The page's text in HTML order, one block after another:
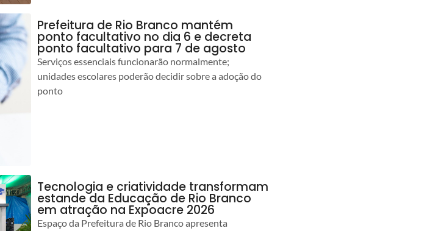
Prefeitura de Rio Branco mantém
ponto facultativo no dia 6 e decreta
ponto facultativo para 7 de agosto
Serviços essenciais funcionarão normalmente;
unidades escolares poderão decidir sobre a adoção do
ponto
Tecnologia e criatividade transformam
estande da Educação de Rio Branco
em atração na Expoacre 2026
Espaço da Prefeitura de Rio Branco apresenta